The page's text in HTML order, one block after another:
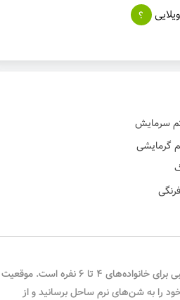
ویلایی
؟
سرمایش
گرمایشی
این ملک ویلایی همکف با ۲ اتاق خواب و ۴ تخت خواب، میزبان مناسبی برای خانواده‌های ۴ تا ۶ نفره است. موقعیت
پیاده‌روی می‌توانید خود را به شن‌های نرم ساحل برسانید و از